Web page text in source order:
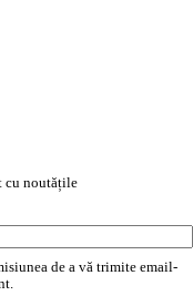
cu noutățile
de a vă trimite email-